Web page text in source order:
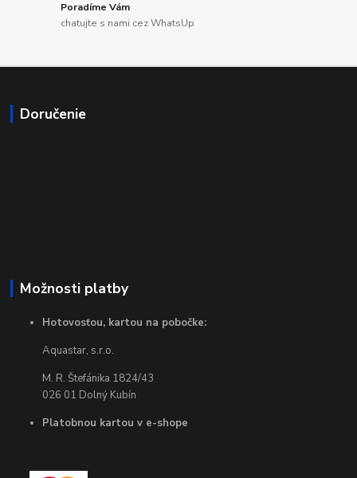
Poradíme Vám
chatujte s nami cez WhatsUp
Doručenie
Možnosti platby
Hotovosťou, kartou na pobočke:
Aquastar, s.r.o.
M. R. Štefánika 1824/43
026 01 Dolný Kubín
Platobnou kartou v e-shope